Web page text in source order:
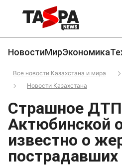
НовостиМирЭкономика
Все новости Казахстана и мира
Новости Казахстана
Страшное
Актюбинской
известно о
пострадавших